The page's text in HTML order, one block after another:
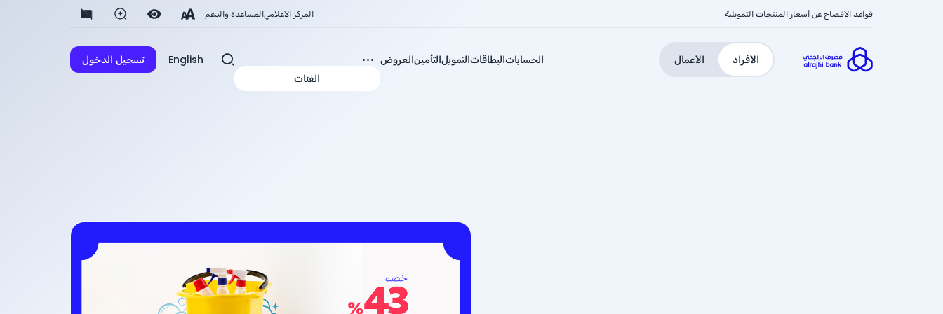
قواعد الافصاح عن أسعار المنتجات التمويلية المركز الاعلاميالمساعدة والدعم
الأفراد الأعمال الحساباتالبطاقاتالتمويلالتأمينالعروض
الفئات
English تسجيل الدخول